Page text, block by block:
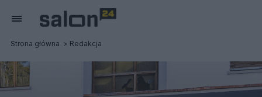
Strona główna Redakcja